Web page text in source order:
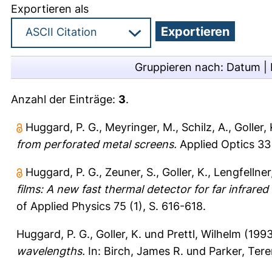
Exportieren als
Gruppieren nach: Datum
Anzahl der Einträge: 3.
Huggard, P. G., Meyringer, M., Schilz, A., Goller,
from perforated metal screens. Applied Optics
Huggard, P. G., Zeuner, S., Goller, K.,
films: A new fast thermal detector for far
of Applied Physics 75 (1), S. 616-618.
Huggard, P. G., Goller, K. und Prettl, Wilhelm
wavelengths. In: Birch, James R. und Parker,